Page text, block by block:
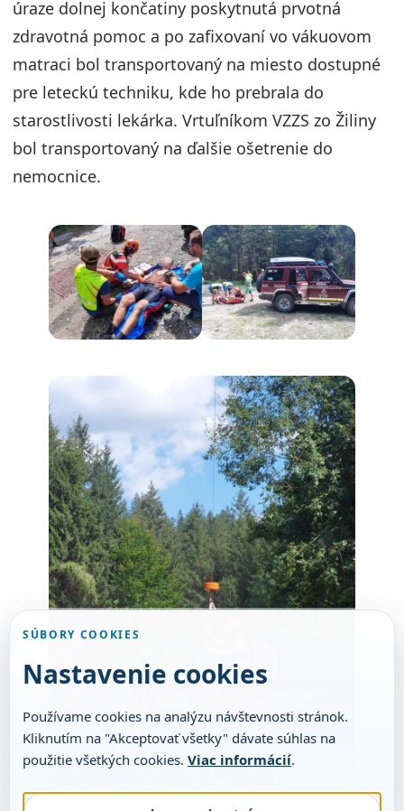
úraze dolnej končatiny poskytnutá prvotná
zdravotná pomoc a po zafixovaní vo vákuovom
matraci bol transportovaný na miesto dostupné
pre leteckú techniku, kde ho prebrala do
starostlivosti lekárka. Vrtuľníkom VZZS zo Žiliny
bol transportovaný na ďalšie ošetrenie do
nemocnice.
SÚBORY COOKIES
Nastavenie cookies
Používame cookies na analýzu návštevnosti stránok.
Kliknutím na "Akceptovať všetky" dávate súhlas na
použitie všetkých cookies. Viac informácií.